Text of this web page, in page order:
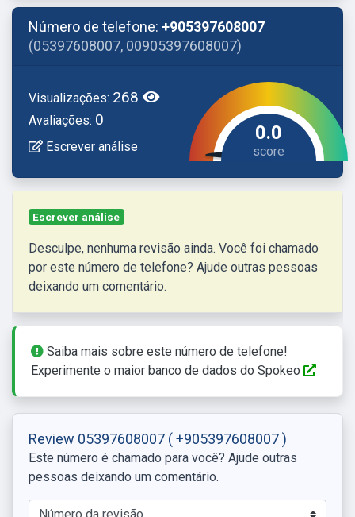
Número de telefone: +905397608007
(05397608007, 00905397608007)
Visualizações: 268
Avaliações: 0
Escrever análise
0.0
Escrever análise
Desculpe, nenhuma revisão ainda. Você foi chamado
por este número de telefone? Ajude outras pessoas
deixando um comentário.
Saiba mais sobre este número de telefone!
Experimente o maior banco de dados do Spokeo
Review 05397608007 ( +905397608007 )
Este número é chamado para você? Ajude outras
pessoas deixando um comentário.